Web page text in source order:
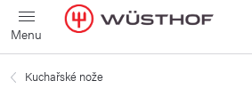
Přejít
na
obsah
Kuchařské nože